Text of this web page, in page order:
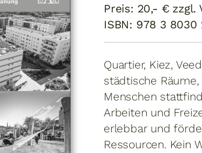
Preis: 20,- € zzgl.
ISBN: 978 3 8030
Quartier, Kiez,
städtische
Menschen
Arbeiten und
erlebbar und
Ressourcen. Kein